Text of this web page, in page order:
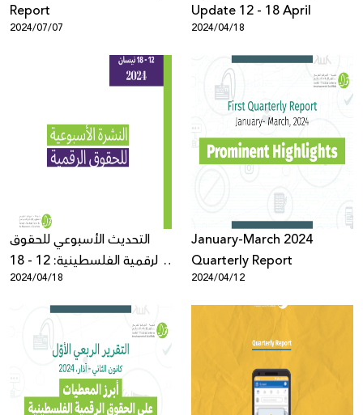
Report
2024/07/07
Update 12 - 18 April
2024/04/18
التحديث الأسبوعي للحقوق
الرقمية الفلسطينية: 12 - 18
نيسان
2024/04/18
January-March 2024
Quarterly Report
2024/04/12